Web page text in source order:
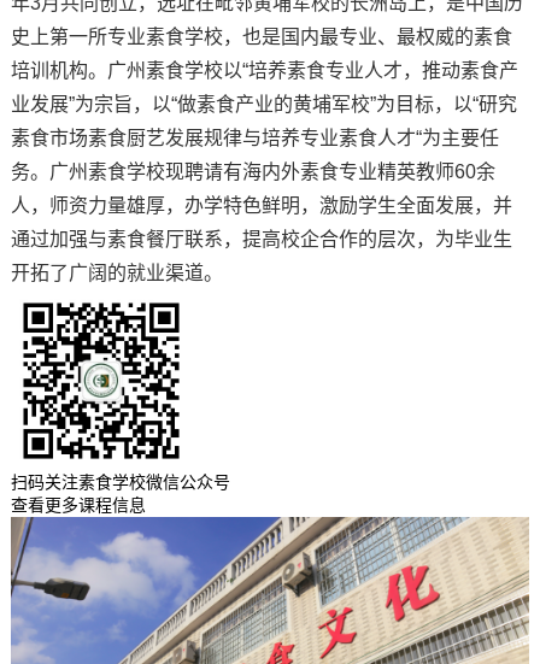
史上第一所专业素食学校，也是国内最专业、最权威的素食
培训机构。广州素食学校以“培养素食专业人才，推动素食产
业发展”为宗旨，以“做素食产业的黄埔军校”为目标，以“研究
素食市场素食厨艺发展规律与培养专业素食人才“为主要任
务。广州素食学校现聘请有海内外素食专业精英教师60余
人，师资力量雄厚，办学特色鲜明，激励学生全面发展，并
通过加强与素食餐厅联系，提高校企合作的层次，为毕业生
开拓了广阔的就业渠道。
扫码关注素食学校微信公众号
查看更多课程信息